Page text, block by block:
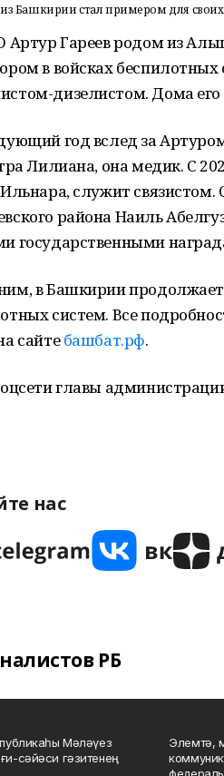
Башкирии стал примером для своих
Артур Гареев родом из
в войсках
дизелистом. Дома его
год вслед за
Лилиана, она медик. С
служит связистом.
района Наиль
государственными
в Башкирии
систем. Все
сайтебашбат.рф.
главы
нас
РБ
Мәләүез
сәйәси гәзитенең
Элемтә,